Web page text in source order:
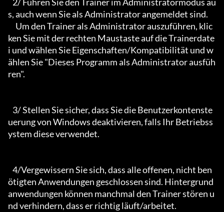
s, auch wenn Sie als Administrator angemeldet sind.
ken Sie mit der rechten Maustaste auf die Trainerdate
i und wählen Sie Eigenschaften/Kompatibilität und w
ählen Sie "Dieses Programm als Administrator ausfüh
ren".
uerung von Windows deaktivieren, falls Ihr Betriebss
ystem diese verwendet.
ötigten Anwendungen geschlossen sind. Hintergrund
anwendungen können manchmal den Trainer stören u
nd verhindern, dass er richtig läuft/arbeitet.